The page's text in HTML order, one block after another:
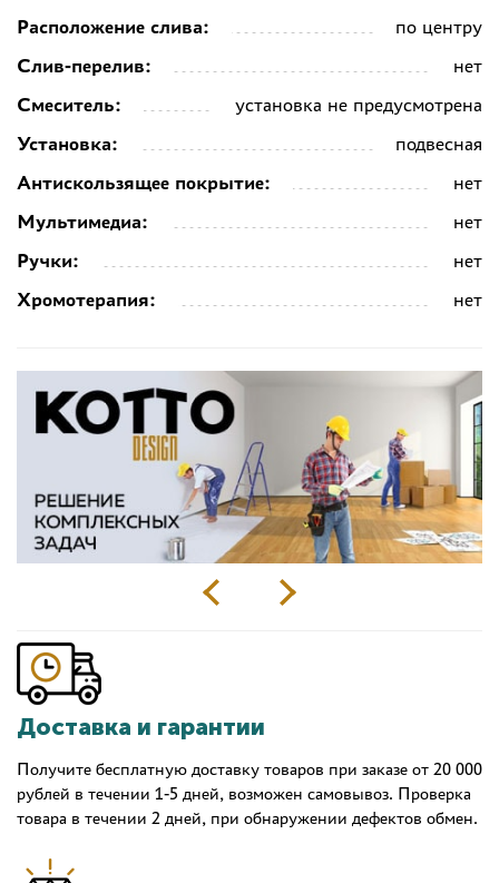
Расположение слива:
по центру
Слив-перелив:
нет
Смеситель:
установка не предусмотрена
Установка:
подвесная
Антискользящее покрытие:
нет
Мультимедиа:
нет
Ручки:
нет
Хромотерапия:
нет
Доставка и гарантии
Получите бесплатную доставку товаров при заказе от 20 000
рублей в течении 1-5 дней, возможен самовывоз. Проверка
товара в течении 2 дней, при обнаружении дефектов обмен.